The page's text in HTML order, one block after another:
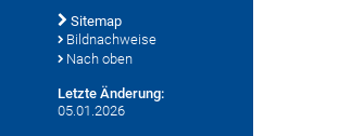
Sitemap
Bildnachweise
Nach oben
Letzte Änderung:
05.01.2026